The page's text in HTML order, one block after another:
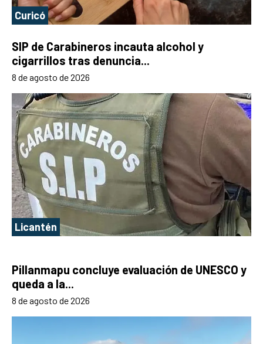
Curicó
SIP de Carabineros incauta alcohol y
cigarrillos tras denuncia...
8 de agosto de 2026
Licantén
Pillanmapu concluye evaluación de UNESCO y
queda a la...
8 de agosto de 2026